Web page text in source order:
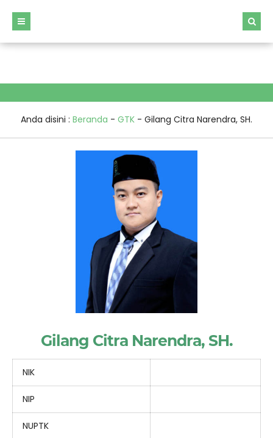
{dataLayer.push(arguments);} gtag('js', new
Date());gtag('config', 'G-BWME4274RY');
Anda disini : Beranda - GTK - Gilang Citra Narendra, SH.
Gilang Citra Narendra, SH.
NIK
NIP
NUPTK